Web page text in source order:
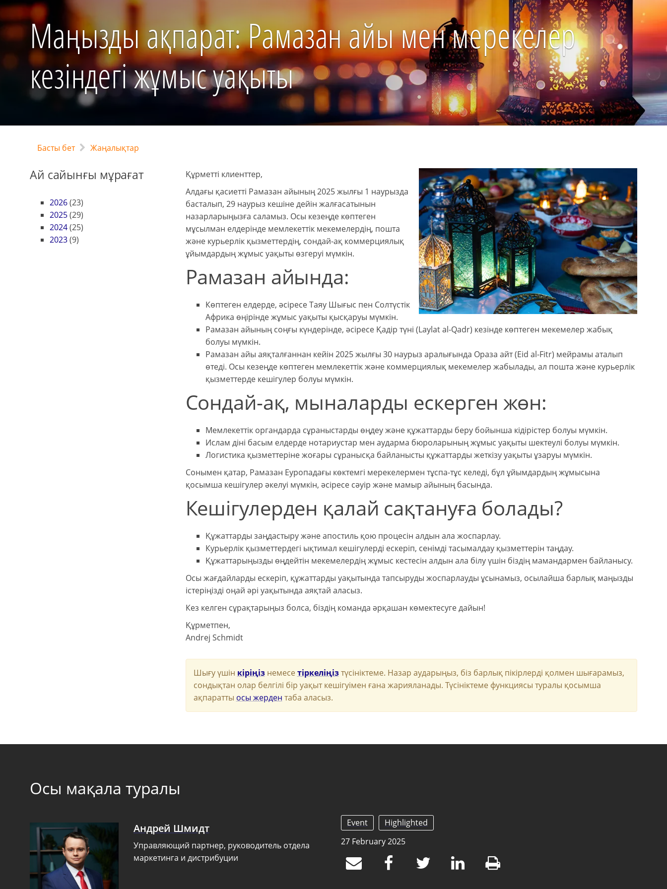
Маңызды ақпарат: Рамазан айы мен мерекелер
кезіндегі жұмыс уақыты
Басты бет Жаңалықтар
Ай сайынғы мұрағат
2026(23)
2025(29)
2024(25)
2023(9)
Құрметті клиенттер,
Алдағы қасиетті Рамазан айының 2025 жылғы 1 наурызда
басталып, 29 наурыз кешіне дейін жалғасатынын
назарларыңызға саламыз. Осы кезеңде көптеген
мұсылман елдерінде мемлекеттік мекемелердің, пошта
және курьерлік қызметтердің, сондай-ақ коммерциялық
ұйымдардың жұмыс уақыты өзгеруі мүмкін.
Рамазан айында:
Көптеген елдерде, әсіресе Таяу Шығыс пен Солтүстік
Африка өңірінде жұмыс уақыты қысқаруы мүмкін.
Рамазан айының соңғы күндерінде, әсіресе Қадір түні (Laylat al-Qadr) кезінде көптеген мекемелер жабық
болуы мүмкін.
Рамазан айы аяқталғаннан кейін 2025 жылғы 30 наурыз аралығында Ораза айт (Eid al-Fitr) мейрамы аталып
өтеді. Осы кезеңде көптеген мемлекеттік және коммерциялық мекемелер жабылады, ал пошта және курьерлік
қызметтерде кешігулер болуы мүмкін.
Сондай-ақ, мыналарды ескерген жөн:
Мемлекеттік органдарда сұраныстарды өңдеу және құжаттарды беру бойынша кідірістер болуы мүмкін.
Ислам діні басым елдерде нотариустар мен аударма бюроларының жұмыс уақыты шектеулі болуы мүмкін.
Логистика қызметтеріне жоғары сұранысқа байланысты құжаттарды жеткізу уақыты ұзаруы мүмкін.
Сонымен қатар, Рамазан Еуропадағы көктемгі мерекелермен тұспа-тұс келеді, бұл ұйымдардың жұмысына
қосымша кешігулер әкелуі мүмкін, әсіресе сәуір және мамыр айының басында.
Кешігулерден қалай сақтануға болады?
Құжаттарды заңдастыру және апостиль қою процесін алдын ала жоспарлау.
Курьерлік қызметтердегі ықтимал кешігулерді ескеріп, сенімді тасымалдау қызметтерін таңдау.
Құжаттарыңызды өңдейтін мекемелердің жұмыс кестесін алдын ала білу үшін біздің мамандармен байланысу.
Осы жағдайларды ескеріп, құжаттарды уақытында тапсыруды жоспарлауды ұсынамыз, осылайша барлық маңызды
істеріңізді оңай әрі уақытында аяқтай аласыз.
Кез келген сұрақтарыңыз болса, біздің команда әрқашан көмектесуге дайын!
Құрметпен,
Andrej Schmidt
Шығу үшін кіріңізнемесетіркеліңізтүсініктеме. Назар аударыңыз, біз барлық пікірлерді қолмен шығарамыз,
сондықтан олар белгілі бір уақыт кешігуімен ғана жарияланады. Түсініктеме функциясы туралы қосымша
ақпаратты осы жерден таба аласыз.
Осы мақала туралы
Андрей Шмидт
Управляющий партнер, руководитель отдела
маркетинга и дистрибуции
Event
Highlighted
27 February 2025